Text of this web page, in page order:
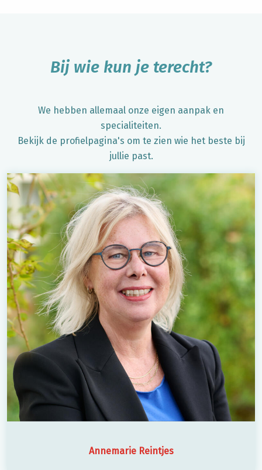
Bij wie kun je terecht?
We hebben allemaal onze eigen aanpak en
specialiteiten.
Bekijk de profielpagina's om te zien wie het beste bij
jullie past.
Annemarie Reintjes